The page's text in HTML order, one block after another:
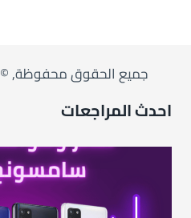
جميع الحقوق محفوظة, © 2026 جوال السعودية
احدث المراجعات